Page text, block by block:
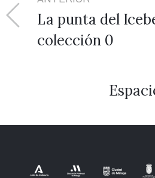
La punta del
colección 0